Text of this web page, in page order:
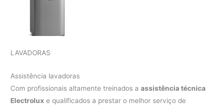
LAVADORAS
Assistência lavadoras
Com profissionais altamente treinados aassistência técnica
Electrolux e qualificados a prestar o melhor serviço de